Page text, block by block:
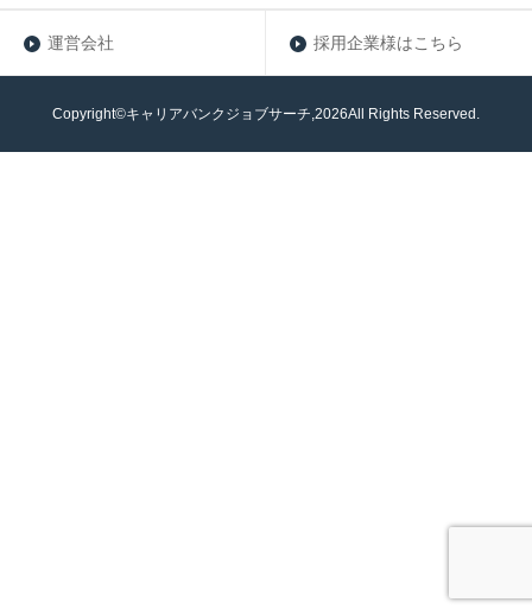
運営会社 採用企業様はこちら
Copyright©キャリアバンクジョブサーチ,2026All Rights Reserved.